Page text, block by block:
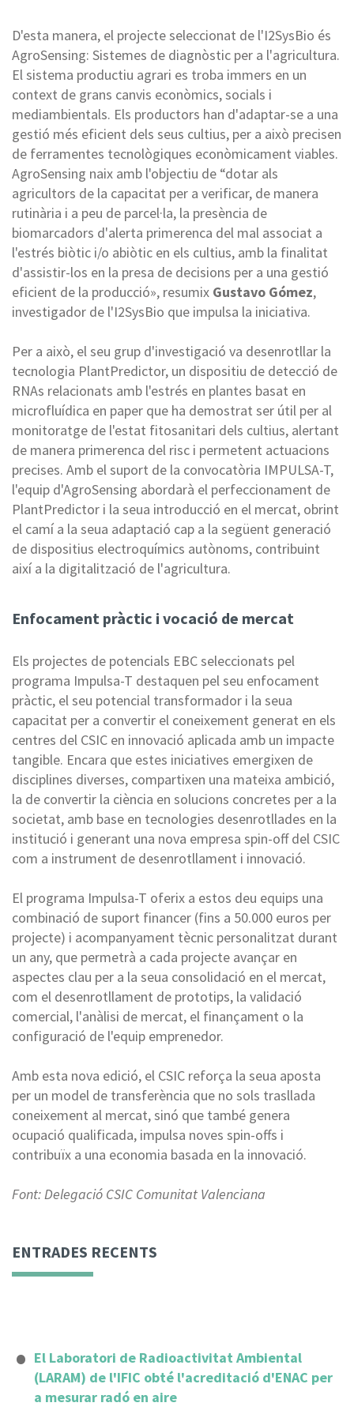
D'esta manera, el projecte seleccionat de l'I2SysBio és
AgroSensing: Sistemes de diagnòstic per a l'agricultura.
El sistema productiu agrari es troba immers en un
context de grans canvis econòmics, socials i
mediambientals. Els productors han d'adaptar-se a una
gestió més eficient dels seus cultius, per a això precisen
de ferramentes tecnològiques econòmicament viables.
AgroSensing naix amb l'objectiu de “dotar als
agricultors de la capacitat per a verificar, de manera
rutinària i a peu de parcel·la, la presència de
biomarcadors d'alerta primerenca del mal associat a
l'estrés biòtic i/o abiòtic en els cultius, amb la finalitat
d'assistir-los en la presa de decisions per a una gestió
eficient de la producció», resumix Gustavo Gómez,
investigador de l'I2SysBio que impulsa la iniciativa.
Per a això, el seu grup d'investigació va desenrotllar la
tecnologia PlantPredictor, un dispositiu de detecció de
RNAs relacionats amb l'estrés en plantes basat en
microfluídica en paper que ha demostrat ser útil per al
monitoratge de l'estat fitosanitari dels cultius, alertant
de manera primerenca del risc i permetent actuacions
precises. Amb el suport de la convocatòria IMPULSA-T,
l'equip d'AgroSensing abordarà el perfeccionament de
PlantPredictor i la seua introducció en el mercat, obrint
el camí a la seua adaptació cap a la següent generació
de dispositius electroquímics autònoms, contribuint
així a la digitalització de l'agricultura.
Enfocament pràctic i vocació de mercat
Els projectes de potencials EBC seleccionats pel
programa Impulsa-T destaquen pel seu enfocament
pràctic, el seu potencial transformador i la seua
capacitat per a convertir el coneixement generat en els
centres del CSIC en innovació aplicada amb un impacte
tangible. Encara que estes iniciatives emergixen de
disciplines diverses, compartixen una mateixa ambició,
la de convertir la ciència en solucions concretes per a la
societat, amb base en tecnologies desenrotllades en la
institució i generant una nova empresa spin-off del CSIC
com a instrument de desenrotllament i innovació.
El programa Impulsa-T oferix a estos deu equips una
combinació de suport financer (fins a 50.000 euros per
projecte) i acompanyament tècnic personalitzat durant
un any, que permetrà a cada projecte avançar en
aspectes clau per a la seua consolidació en el mercat,
com el desenrotllament de prototips, la validació
comercial, l'anàlisi de mercat, el finançament o la
configuració de l'equip emprenedor.
Amb esta nova edició, el CSIC reforça la seua aposta
per un model de transferència que no sols trasllada
coneixement al mercat, sinó que també genera
ocupació qualificada, impulsa noves spin-offs i
contribuïx a una economia basada en la innovació.
Font: Delegació CSIC Comunitat Valenciana
ENTRADES RECENTS
El Laboratori de Radioactivitat Ambiental
(LARAM) de l'IFIC obté l'acreditació d'ENAC per
a mesurar radó en aire